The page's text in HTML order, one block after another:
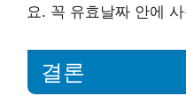
요. 꼭 유효날짜 안에
결론